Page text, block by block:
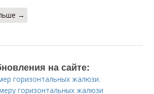
→
на сайте:
горизонтальных жалюзи.
горизонтальных жалюзи